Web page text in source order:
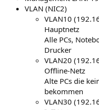
VLAN (NIC2)
VLAN10
Hauptnetz
Alle PCs,
Drucker
VLAN20
Offline-Netz
Alte PCs die
bekommen
VLAN30